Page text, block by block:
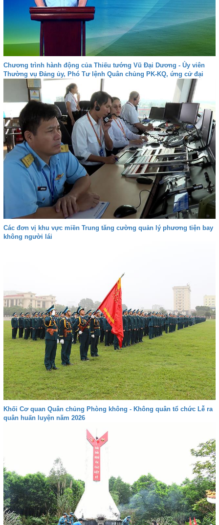
Chương trình hành động của Thiếu tướng Vũ Đại Dương - Ủy viên
Thường vụ Đảng ủy, Phó Tư lệnh Quân chủng PK-KQ, ứng cử đại
biểu Quốc hội khóa XVI tại Khánh Hòa - Đơn vị bầu cử số 4
Các đơn vị khu vực miền Trung tăng cường quản lý phương tiện bay
không người lái
Khối Cơ quan Quân chủng Phòng không - Không quân tổ chức Lễ ra
quân huấn luyện năm 2026